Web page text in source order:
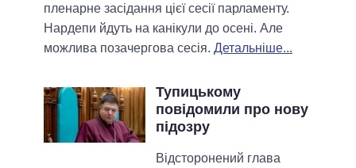
пленарне засідання цієї сесії парламенту.
Нардепи йдуть на канікули до осені. Але
можлива позачергова сесія. Детальніше...
Тупицькому
повідомили про нову
підозру
Відсторонений глава